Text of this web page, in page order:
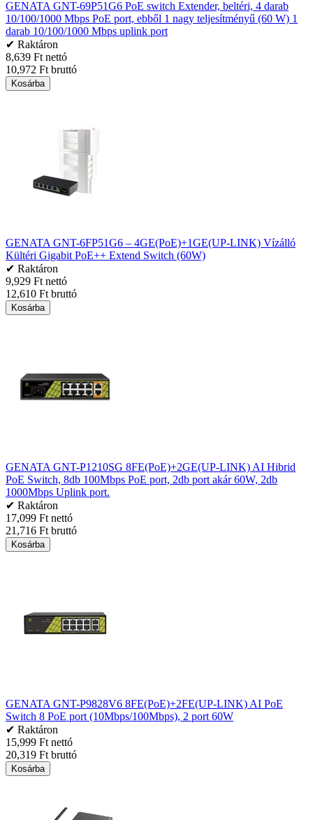
GENATA GNT-69P51G6 PoE switch Extender, beltéri, 4 darab
10/100/1000 Mbps PoE port, ebből 1 nagy teljesítményű (60 W) 1
darab 10/100/1000 Mbps uplink port
✔ Raktáron
8,639 Ft nettó
10,972 Ft bruttó
Kosárba
GENATA GNT-6FP51G6 – 4GE(PoE)+1GE(UP-LINK) Vízálló
Kültéri Gigabit PoE++ Extend Switch (60W)
✔ Raktáron
9,929 Ft nettó
12,610 Ft bruttó
Kosárba
GENATA GNT-P1210SG 8FE(PoE)+2GE(UP-LINK) AI Hibrid
PoE Switch, 8db 100Mbps PoE port, 2db port akár 60W, 2db
1000Mbps Uplink port.
✔ Raktáron
17,099 Ft nettó
21,716 Ft bruttó
Kosárba
GENATA GNT-P9828V6 8FE(PoE)+2FE(UP-LINK) AI PoE
Switch 8 PoE port (10Mbps/100Mbps), 2 port 60W
✔ Raktáron
15,999 Ft nettó
20,319 Ft bruttó
Kosárba